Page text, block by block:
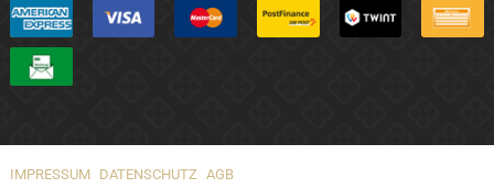
IMPRESSUM DATENSCHUTZ AGB